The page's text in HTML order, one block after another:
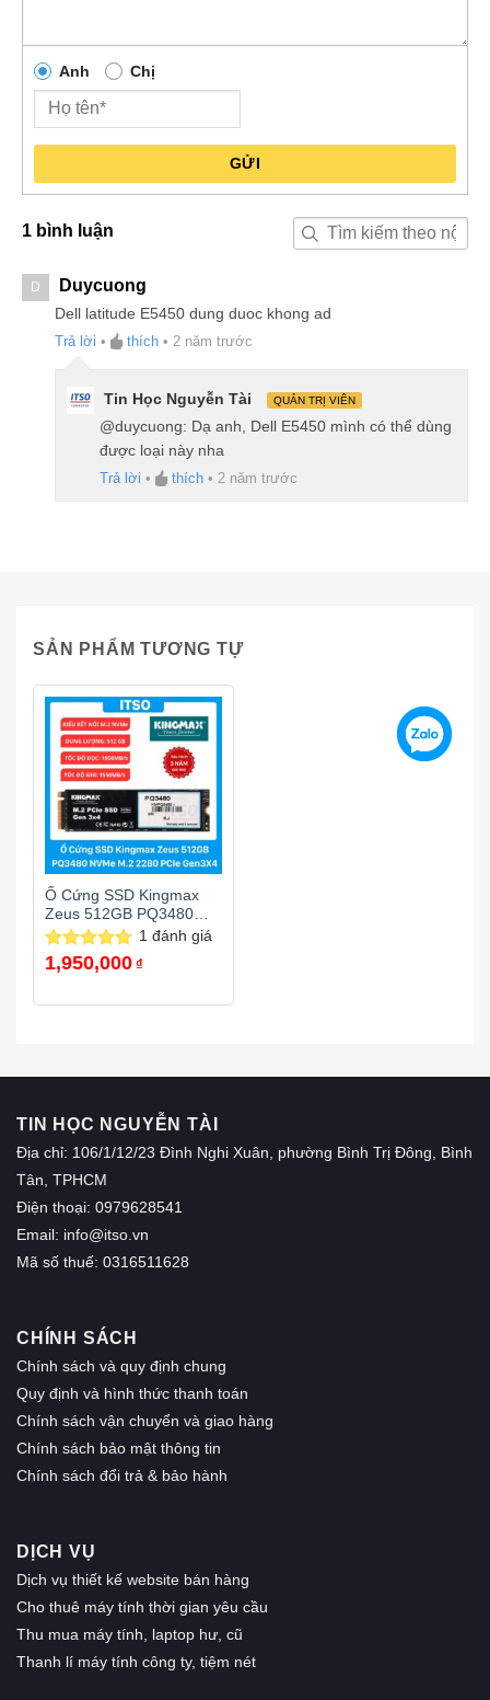
Anh Chị
GỬI
1 bình luận
D Duycuong
Dell latitude E5450 dung duoc khong ad
Trả lời • thích • 2 năm trước
Tin Học Nguyễn Tài QUẢN TRỊ VIÊN
@duycuong: Dạ anh, Dell E5450 mình có thể dùng
được loại này nha
Trả lời • thích • 2 năm trước
SẢN PHẨM TƯƠNG TỰ
Ổ Cứng SSD Kingmax
Zeus 512GB PQ3480
M.2 NVMe PCIe 3.0
Được xếp
1 đánh giá
1,950,000 ₫
TIN HỌC NGUYỄN TÀI
Địa chỉ: 106/1/12/23 Đình Nghi Xuân, phường Bình Trị Đông, Bình
Tân, TPHCM
Điện thoại: 0979628541
Email: info@itso.vn
Mã số thuế: 0316511628
CHÍNH SÁCH
Chính sách và quy định chung
Quy định và hình thức thanh toán
Chính sách vận chuyển và giao hàng
Chính sách bảo mật thông tin
Chính sách đổi trả & bảo hành
DỊCH VỤ
Dịch vụ thiết kế website bán hàng
Cho thuê máy tính thời gian yêu cầu
Thu mua máy tính, laptop hư, cũ
Thanh lí máy tính công ty, tiệm nét